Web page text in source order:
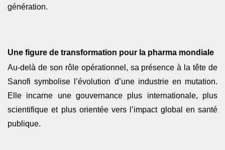
génération.
Une figure de transformation pour la pharma mondiale
Au-delà de son rôle opérationnel, sa présence à la tête de
Sanofi symbolise l’évolution d’une industrie en mutation.
Elle incarne une gouvernance plus internationale, plus
scientifique et plus orientée vers l’impact global en santé
publique.